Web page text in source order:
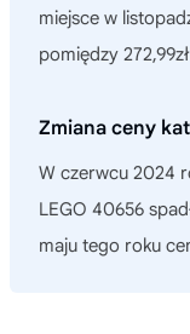
miejsce w
pomiędzy
Zmiana ceny
W czerwcu 2024
LEGO 40656
maju tego roku